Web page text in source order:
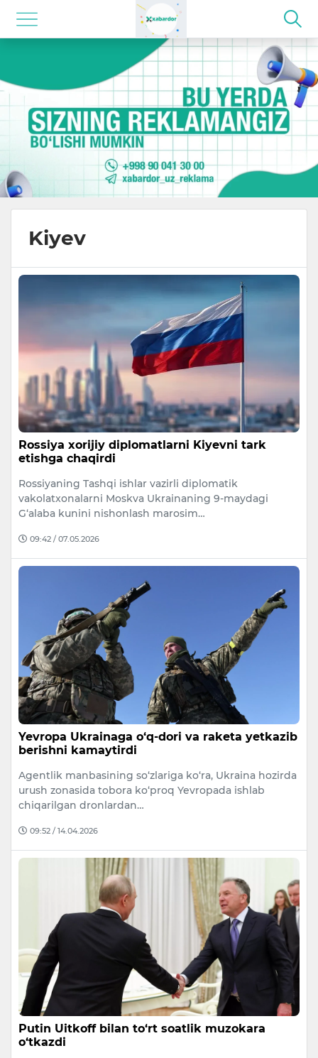
Kiyev
Rossiya xorijiy diplomatlarni Kiyevni tark
etishga chaqirdi
Rossiyaning Tashqi ishlar vazirli diplomatik
vakolatxonalarni Moskva Ukrainaning 9-maydagi
G‘alaba kunini nishonlash marosim…
09:42 / 07.05.2026
Yevropa Ukrainaga o‘q-dori va raketa yetkazib
berishni kamaytirdi
Agentlik manbasining so‘zlariga ko‘ra, Ukraina hozirda
urush zonasida tobora ko‘proq Yevropada ishlab
chiqarilgan dronlardan…
09:52 / 14.04.2026
Putin Uitkoff bilan to‘rt soatlik muzokara
o‘tkazdi